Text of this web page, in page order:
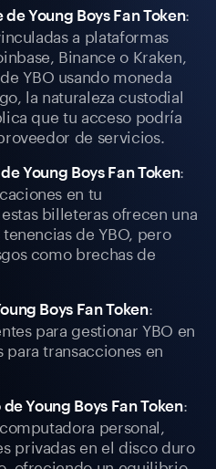
Young Boys Fan Token:
a plataformas
Binance o Kraken,
YBO usando moneda
la naturaleza custodial
que tu acceso podría
de servicios.
Young Boys Fan Token:
en tu
billeteras ofrecen una
de YBO, pero
como brechas de
Boys Fan Token:
para gestionar YBO en
transacciones en
Young Boys Fan Token:
personal,
privadas en el disco duro